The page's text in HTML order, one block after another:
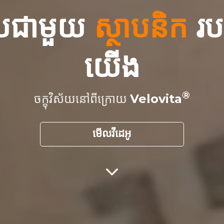
ជាមួយ ស្ថាបនិក រ
យើង
ចក្ខុវិស័យនៅពីក្រោយ Velovita
មើលវីដេអូ